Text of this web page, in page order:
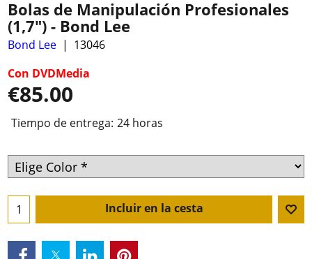
Bolas de Manipulación Profesionales
(1,7") - Bond Lee
Bond Lee
13046
Con DVDMedia
€85.00
Tiempo de entrega: 24 horas
Incluir en la cesta